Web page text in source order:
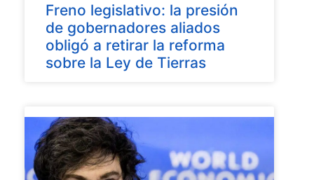
Freno legislativo: la presión
de gobernadores aliados
obligó a retirar la reforma
sobre la Ley de Tierras